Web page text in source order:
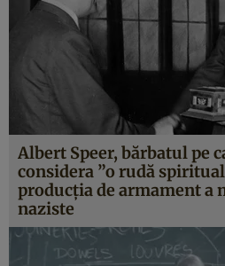
Albert Speer, bărbatul pe
considera ”o rudă
producţia de armament a
naziste